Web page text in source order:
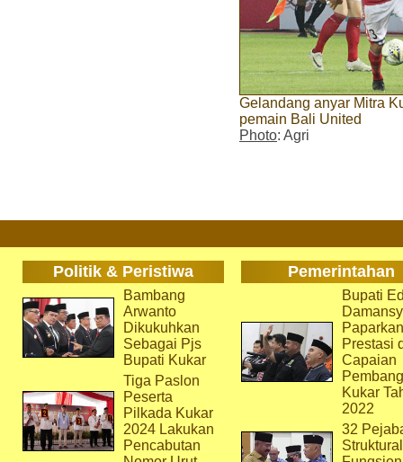
Gelandang anyar Mitra
pemain Bali United
Photo: Agri
Politik & Peristiwa Pemerintahan
Bambang
Arwanto
Dikukuhkan
Sebagai Pjs
Bupati Kukar
Tiga Paslon
Peserta
Pilkada Kukar
2024 Lakukan
Pencabutan
Bupati
Paparkan
Prestasi
Capaian
Kukar
2022
32